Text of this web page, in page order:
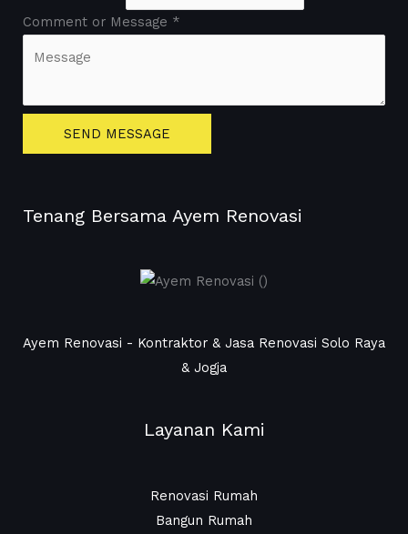
Comment or Message *
SEND MESSAGE
Tenang Bersama Ayem Renovasi
Ayem Renovasi - Kontraktor & Jasa Renovasi Solo Raya
& Jogja
Layanan Kami
Renovasi Rumah
Bangun Rumah